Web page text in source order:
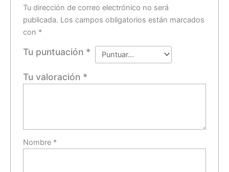
Tu dirección de correo electrónico no será
publicada. Los campos obligatorios están marcados
con *
Tu puntuación *
Tu valoración *
Nombre *